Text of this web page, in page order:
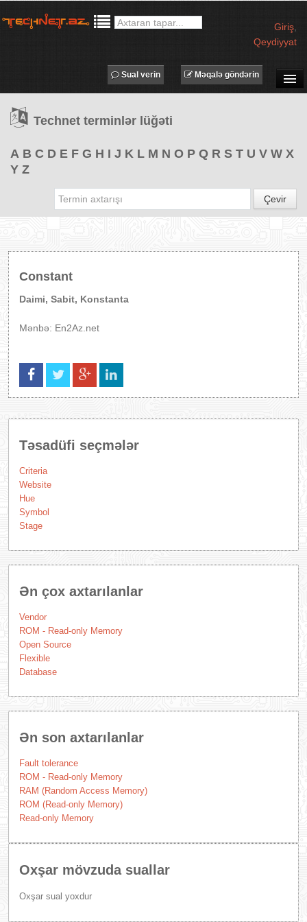
Giriş
Qeydiyyat
TƏDBİRLƏR
PROQRAMLAR
Məqalə göndərin
Sual verin
Technet terminlər lüğəti
A B C D E F G H I J K L M N O P Q R S T U V W X
Y Z
Çevir
Constant
Daimi, Sabit, Konstanta
Mənbə: En2Az.net
Təsadüfi seçmələr
Criteria
Website
Hue
Symbol
Stage
Ən çox axtarılanlar
Vendor
ROM - Read-only Memory
Open Source
Flexible
Database
Ən son axtarılanlar
Fault tolerance
ROM - Read-only Memory
RAM (Random Access Memory)
ROM (Read-only Memory)
Read-only Memory
Oxşar mövzuda suallar
Oxşar sual yoxdur